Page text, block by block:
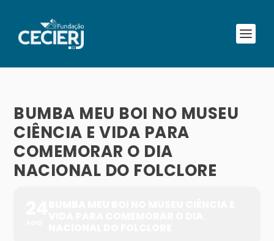
BUMBA MEU BOI NO MUSEU
CIÊNCIA E VIDA PARA
COMEMORAR O DIA
NACIONAL DO FOLCLORE